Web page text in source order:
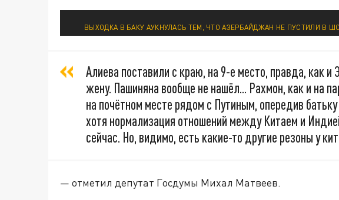
ВЫХОДКА В БАКУ АУКНУЛАСЬ ТЕМ, ЧТО АЗЕРБАЙДЖАН НЕ ПУСТИЛИ В
Алиева поставили с краю, на 9-е место, правда, как и
жену. Пашиняна вообще не нашёл... Рахмон, как и на
на почётном месте рядом с Путиным, опередив
хотя нормализация отношений между Китаем и
сейчас. Но, видимо, есть какие-то другие резоны у
— отметил депутат Госдумы Михал Матвеев.